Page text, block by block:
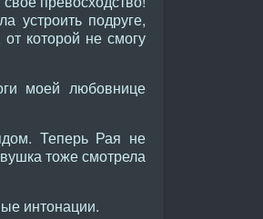
устроить подруге,
которой не смогу
моей любовнице
Теперь Рая не
тоже смотрела
интонации.